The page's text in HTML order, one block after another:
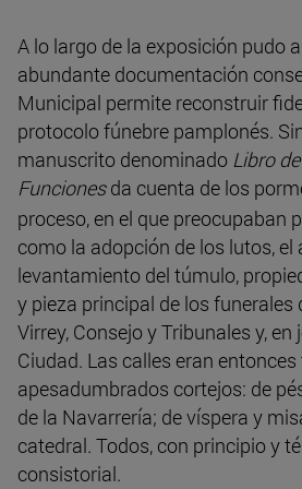
A lo largo de la exposición pudo
abundante documentación
Municipal permite reconstruir
protocolo fúnebre pamplonés.
manuscrito denominado Libro
Funcionesda cuenta de los
proceso, en el que preocupaban
como la adopción de los lutos, el
levantamiento del túmulo,
y pieza principal de los funerales
Virrey, Consejo y Tribunales y,
Ciudad. Las calles eran
apesadumbrados cortejos: de
de la Navarrería; de víspera y
catedral. Todos, con principio y
consistorial.